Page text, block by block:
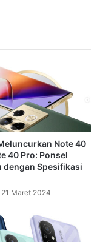
Note 40
40 Pro: Ponsel
dengan Spesifikasi
21 Maret 2024